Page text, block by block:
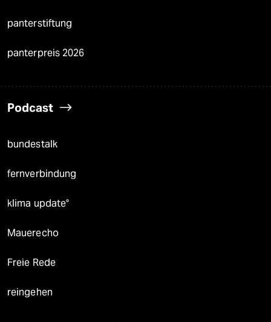
panterstiftung
panterpreis 2026
Podcast
bundestalk
fernverbindung
klima update°
Mauerecho
Freie Rede
reingehen